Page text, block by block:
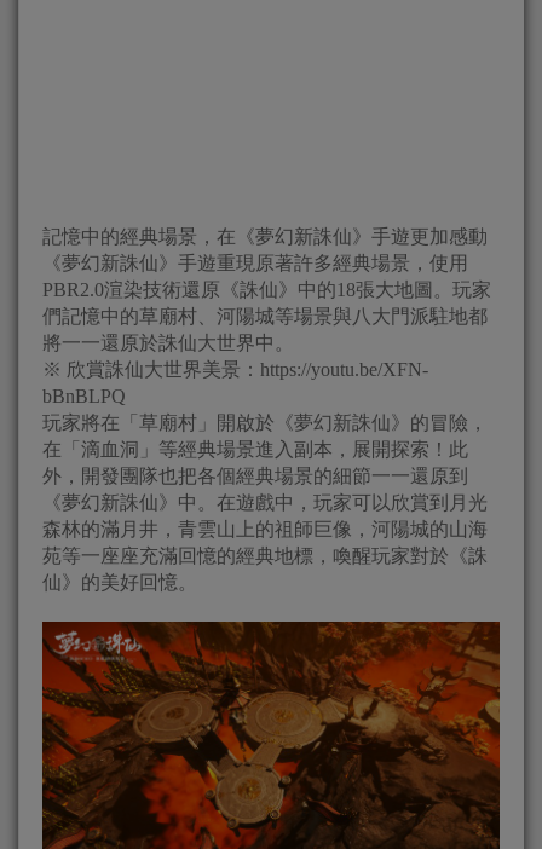
記憶中的經典場景，在《夢幻新誅仙》手遊更加感動
《夢幻新誅仙》手遊重現原著許多經典場景，使用
PBR2.0渲染技術還原《誅仙》中的18張大地圖。玩家
們記憶中的草廟村、河陽城等場景與八大門派駐地都
將一一還原於誅仙大世界中。
※ 欣賞誅仙大世界美景：https://youtu.be/XFN-
bBnBLPQ
玩家將在「草廟村」開啟於《夢幻新誅仙》的冒險，
在「滴血洞」等經典場景進入副本，展開探索！此
外，開發團隊也把各個經典場景的細節一一還原到
《夢幻新誅仙》中。在遊戲中，玩家可以欣賞到月光
森林的滿月井，青雲山上的祖師巨像，河陽城的山海
苑等一座座充滿回憶的經典地標，喚醒玩家對於《誅
仙》的美好回憶。